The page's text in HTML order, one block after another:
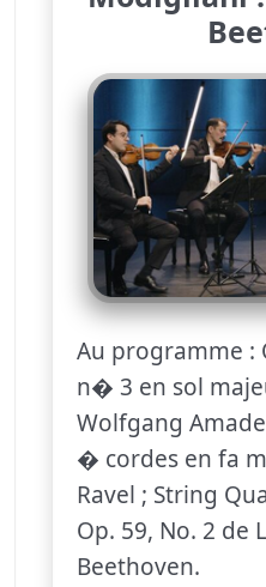
Au programme
n� 3 en sol
Wolfgang
� cordes en fa
Ravel ; String
Op. 59, No. 2 de
Beethoven.